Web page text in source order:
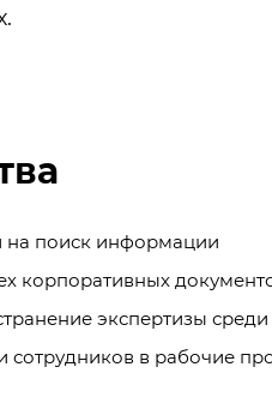
поиск информации
корпоративных
экспертизы среди
сотрудников в рабочие